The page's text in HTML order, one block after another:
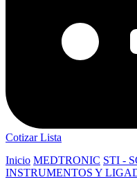
Cotizar Lista
Inicio MEDTRONIC STI -
INSTRUMENTOS Y